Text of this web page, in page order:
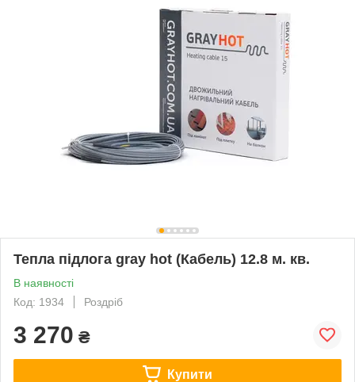
Тепла підлога gray hot (Кабель) 12.8 м. кв.
В наявності
Код: 1934
Роздріб
3 270 ₴
Купити